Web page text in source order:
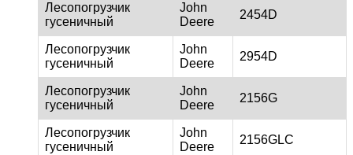
Лесопогрузчик
гусеничный
John
Deere
2454D
Лесопогрузчик
гусеничный
John
Deere
2954D
Лесопогрузчик
гусеничный
John
Deere
2156G
Лесопогрузчик
гусеничный
John
Deere
2156GLC